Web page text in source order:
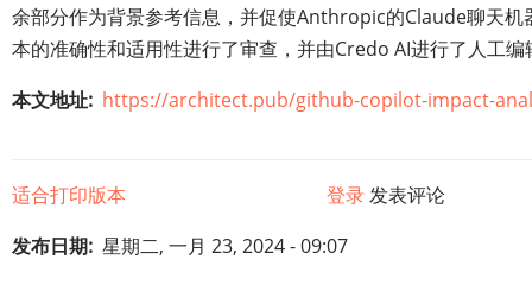
余部分作为背景参考信息，并促使Anthropic的Claude聊天机
本的准确性和适用性进行了审查，并由Credo AI进行了人工编
本文地址 https://architect.pub/github-copilot-impact-
适合打印版本 登录发表评论
发布日期 星期二, 一月 23, 2024 - 09:07